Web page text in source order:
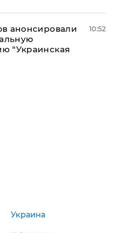
анонсировали
"Украинская
10:52
Украина